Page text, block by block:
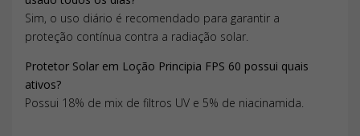
Sim, o uso diário é recomendado para garantir a
proteção contínua contra a radiação solar.
Protetor Solar em Loção Principia FPS 60 possui quais
ativos?
Possui 18% de mix de filtros UV e 5% de niacinamida.